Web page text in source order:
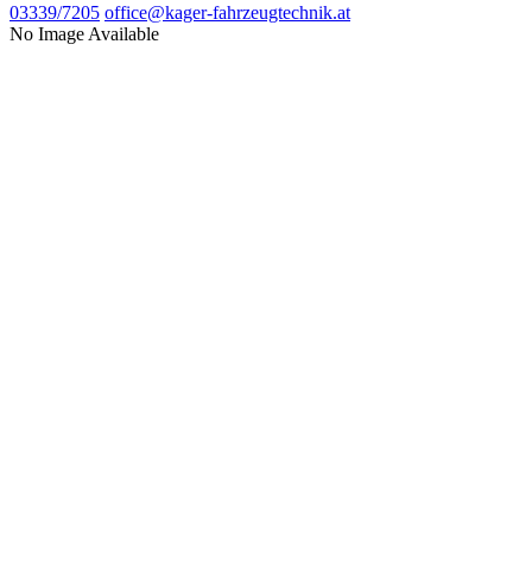
03339/7205 office@kager-fahrzeugtechnik.at
No Image Available